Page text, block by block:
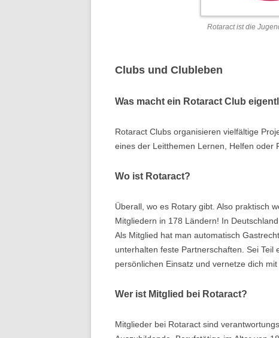
Rotaract ist die
Clubs und Clubleben
Was macht ein Rotaract Club
Rotaract Clubs organisieren vielfältige
eines der Leitthemen Lernen, Helfen oder
Wo ist Rotaract?
Überall, wo es Rotary gibt. Also praktisch
Mitgliedern in 178 Ländern! In
Als Mitglied hat man automatisch
unterhalten feste Partnerschaften. Sei
persönlichen Einsatz und vernetze dich
Wer ist Mitglied bei Rotaract?
Mitglieder bei Rotaract sind